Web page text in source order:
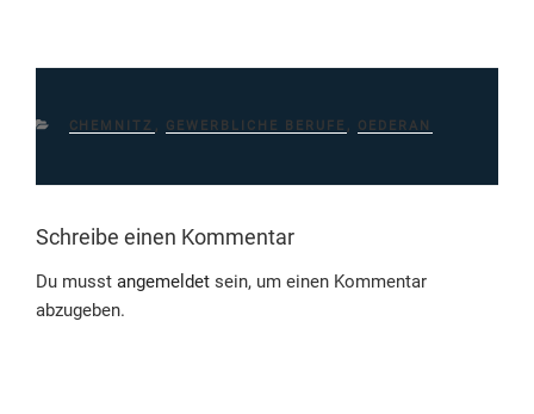
KATEGORIEN
CHEMNITZ , GEWERBLICHE BERUFE , OEDERAN
Schreibe einen Kommentar
Du musst angemeldet sein, um einen Kommentar
abzugeben.